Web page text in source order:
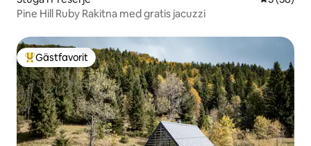
Pine Hill Ruby Rakitna med gratis jacuzzi
Populär gästfavorit
Gästfavorit